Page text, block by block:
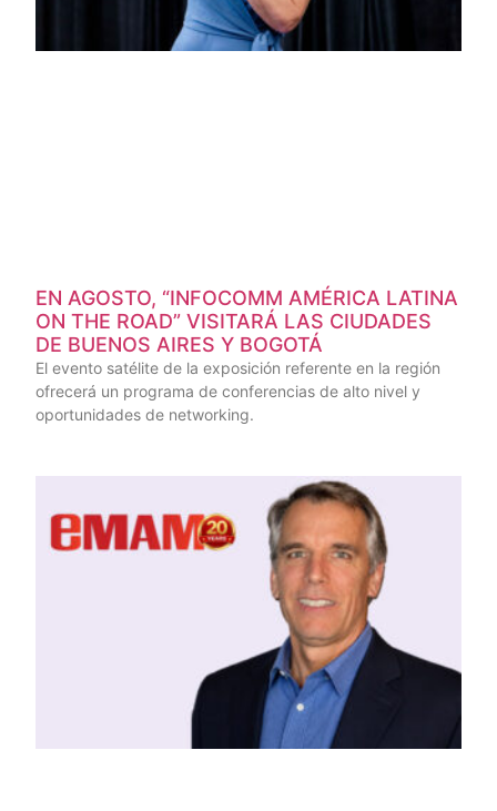
EN AGOSTO, “INFOCOMM AMÉRICA LATINA
ON THE ROAD” VISITARÁ LAS CIUDADES
DE BUENOS AIRES Y BOGOTÁ
El evento satélite de la exposición referente en la región
ofrecerá un programa de conferencias de alto nivel y
oportunidades de networking.